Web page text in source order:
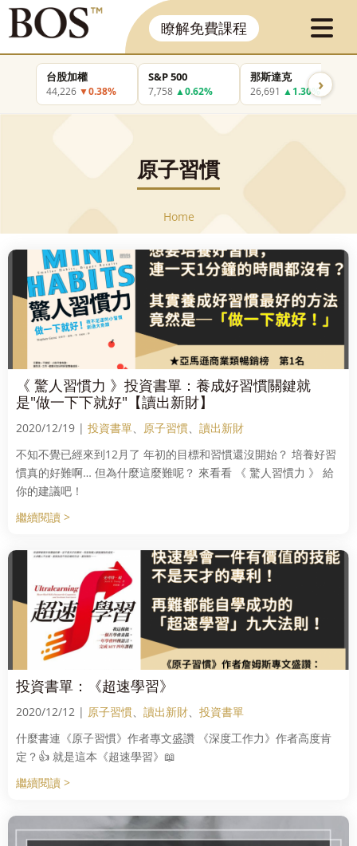
瞭解免費課程
台股加權
44,226 ▼0.38%
S&P 500
7,758 ▲0.62%
那斯達克
26,691 ▲1.30%›
原子習慣
Home
《 驚人習慣力 》投資書單：養成好習慣關鍵就
是"做一下下就好"【讀出新財】
2020/12/19 | 投資書單、 原子習慣、 讀出新財
不知不覺已經來到12月了 年初的目標和習慣還沒開始？ 培養好習
慣真的好難啊… 但為什麼這麼難呢？ 來看看 《 驚人習慣力 》 給
你的建議吧！
繼續閱讀 >
投資書單：《超速學習》
2020/12/12 | 原子習慣、 讀出新財、 投資書單
什麼書連《原子習慣》作者專文盛讚 《深度工作力》作者高度肯
定？👍 就是這本《超速學習》📖
繼續閱讀 >